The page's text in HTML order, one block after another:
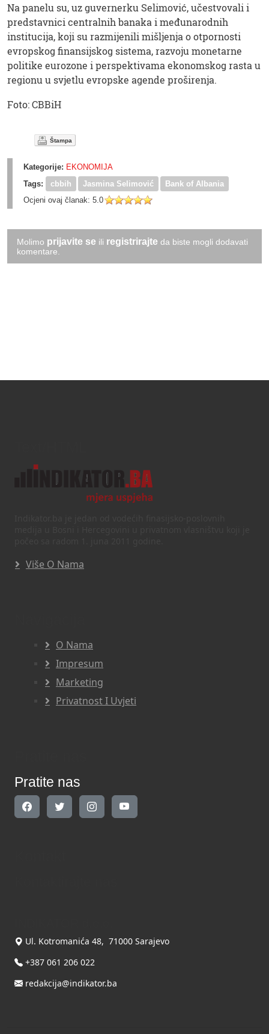
Na panelu su, uz guvernerku Selimović, učestvovali i
predstavnici centralnih banaka i međunarodnih
institucija, koji su razmijenili mišljenja o otpornosti
evropskog finansijskog sistema, razvoju monetarne
politike eurozone i perspektivama ekonomskog rasta u
regionu u svjetlu evropske agende proširenja.
Foto: CBBiH
Štampa
Kategorije: EKONOMIJA
Tags:
cbbih Jasmina Selimović
Bank of Albania
Ocjeni ovaj članak: 5.0
Molimo prijavite se ili registrirajte da biste mogli dodavati
komentare.
Više O Nama
O Nama
Impresum
Marketing
Privatnost I Uvjeti
Pratite nas
Ul. Kotromanića 48, 71000 Sarajevo
+387 061 206 022
redakcija@indikator.ba